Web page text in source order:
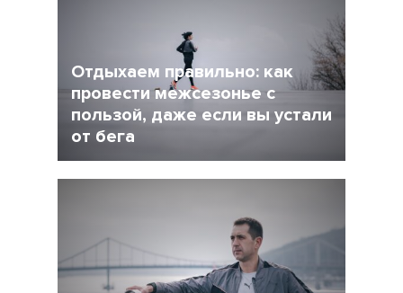
Отдыхаем правильно: как
провести межсезонье с
пользой, даже если вы устали
от бега
сезона у многих возникает вопрос: как
сделать перерыв в беге, но и не растерять